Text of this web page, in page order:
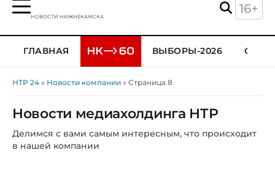
НОВОСТИ НИЖНЕКАМСКА
16+
ГЛАВНАЯ ВЫБОРЫ-2026
НТР 24 » Новости компании » Страница 8
Новости медиахолдинга НТР
Делимся с вами самым интересным, что происходит
в нашей компании